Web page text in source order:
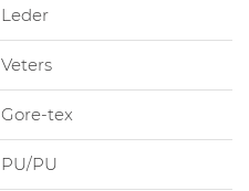
Leder
Veters
Gore-tex
PU/PU